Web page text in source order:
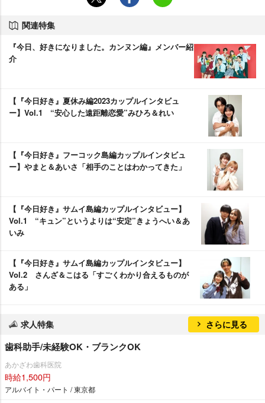
関連特集
『今日、好きになりました。カンヌン編』メンバー紹
介
【『今日好き』夏休み編2023カップルインタビュ
ー】Vol.1 “安心した遠距離恋愛”みひろ＆れい
【『今日好き』フーコック島編カップルインタビュ
ー】やまと＆あいさ「相手のことはわかってきた」
【『今日好き』サムイ島編カップルインタビュー】
Vol.1 “キュン”というよりは“安定”きょうへい＆あ
いみ
【『今日好き』サムイ島編カップルインタビュー】
Vol.2 さんざ＆こはる「すごくわかり合えるものが
ある」
求人特集 さらに見る
歯科助手/未経験OK・ブランクOK
あかざわ歯科医院
時給1,500円
アルバイト・パート / 東京都